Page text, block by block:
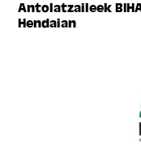
Antolatzaileek
Hendaian